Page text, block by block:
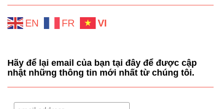
EN FR VI
Hãy để lại email của bạn tại đây để được cập
nhật những thông tin mới nhất từ chúng tôi.